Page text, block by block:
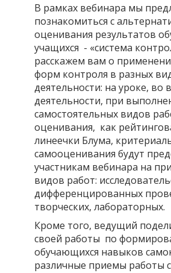
В рамках вебинара мы
познакомиться с
оценивания результатов
учащихся - «система
расскажем вам о
форм контроля в разных
деятельности: на уроке, во
деятельности, при
самостоятельных видов
оценивания, как
линеечки Блума,
самооценивания будут
участникам вебинара на
видов работ:
дифференцированных
творческих, лабораторных.
Кроме того, ведущий
своей работы по
обучающихся навыков
различные приемы работы